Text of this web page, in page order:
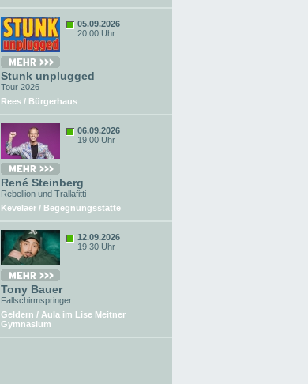
05.09.2026
20:00 Uhr
Stunk unplugged
Tour 2026
Rees / Bürgerhaus
06.09.2026
19:00 Uhr
René Steinberg
Rebellion und Trallafitti
Kevelaer / Begegnungsstätte
12.09.2026
19:30 Uhr
Tony Bauer
Fallschirmspringer
Geldern / Aula im Lise Meitner
Gymnasium